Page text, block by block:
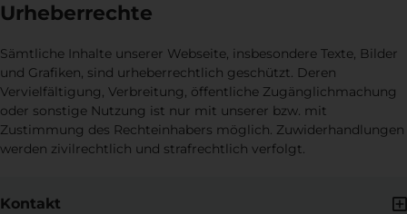
Urheberrechte
Sämtliche Inhalte unserer Webseite, insbesondere Texte, Bilder
und Grafiken, sind urheberrechtlich geschützt. Deren
Vervielfältigung, Verbreitung, öffentliche Zugänglichmachung
oder sonstige Nutzung ist nur mit unserer bzw. mit
Zustimmung des Rechteinhabers möglich. Zuwiderhandlungen
werden zivilrechtlich und strafrechtlich verfolgt.
Kontakt